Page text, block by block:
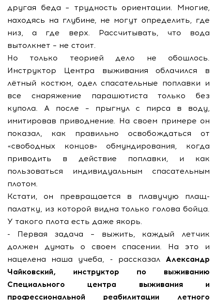
другая беда – трудность ориентации. Многие,
находясь на глубине, не могут определить, где
низ, а где верх. Рассчитывать, что вода
вытолкнет – не стоит.
Но только теорией дело не обошлось.
Инструктор Центра выживания облачился в
лётный костюм, одел спасательные поплавки и
все снаряжение парашютиста только без
купола. А после – прыгнул с пирса в воду,
имитировав приводнение. На своем примере он
показал, как правильно освобождаться от
«свободных концов» обмундирования, когда
приводить в действие поплавки, и как
пользоваться индивидуальным спасательным
плотом.
Кстати, он превращается в плавучую плащ-
палатку, из которой видна только голова бойца.
У такого плота есть даже якорь.
- Первая задача – выжить, каждый летчик
должен думать о своем спасении. На это и
нацелена наша учеба, - рассказал Александр
Чайковский, инструктор по выживанию
Специального центра выживания и
профессиональной реабилитации летного